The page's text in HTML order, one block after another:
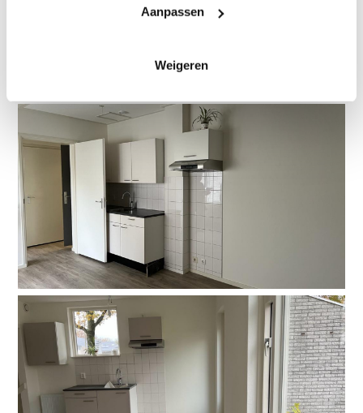
Aanpassen
Weigeren